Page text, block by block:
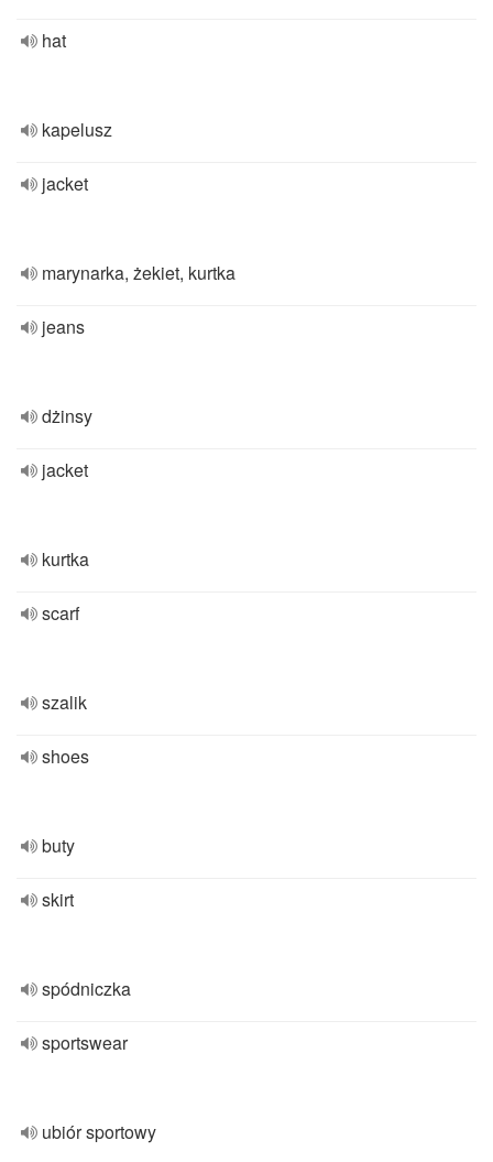
hat
kapelusz
jacket
marynarka, żekiet, kurtka
jeans
dżinsy
jacket
kurtka
scarf
szalik
shoes
buty
skirt
spódniczka
sportswear
ubiór sportowy